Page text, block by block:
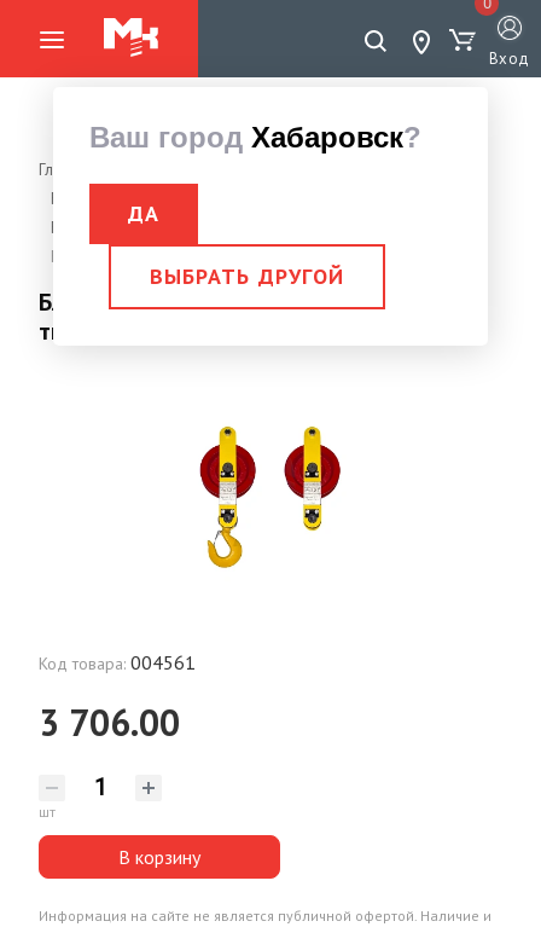
Ваш город Хабаровск?
ДА
ВЫБРАТЬ ДРУГОЙ
Вход
Главная страница
Блок монтажный открытый
Блок монтажный открытый с крюком
Блок монтажный открытый с крюком 0,5 тн Гп Б-0,5-0,2 (01)
Блок монтажный открытый с крюком 0,5
тн Гп Б-0,5-0,2 (01)
Код товара: 004561
3 706.00
шт
В корзину
Информация на сайте не является публичной офертой. Наличие и